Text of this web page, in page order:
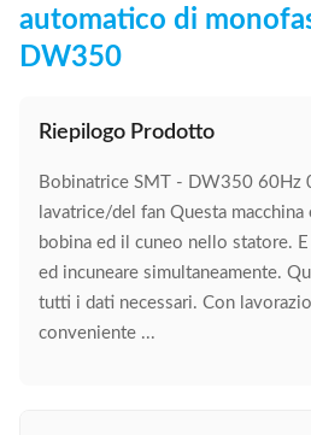
automatico di
DW350
Riepilogo Prodotto
Bobinatrice SMT - DW350 60Hz
lavatrice/del fan Questa
bobina ed il cuneo nello statore.
ed incuneare simultaneamente.
tutti i dati necessari. Con
conveniente ...